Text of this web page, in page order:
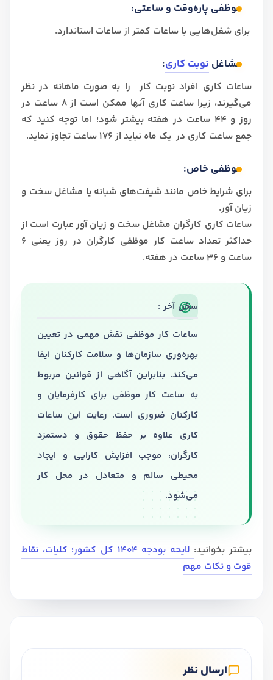
موظفی پاره‌وقت و ساعتی:
برای شغل‌هایی با ساعات کمتر از ساعات استاندارد.
مشاغل نوبت‌ کاری:
ساعات کاری افراد نوبت کار را به صورت ماهانه در نظر
می‌گیرند، زیرا ساعت کاری آنها ممکن است از 8 ساعت در
روز و 44 ساعت در هفته بیشتر شود؛ اما توجه کنید که
جمع ساعت کاری در یک ماه نباید از 176 ساعت تجاوز نماید.
موظفی خاص:
برای شرایط خاص مانند شیفت‌های شبانه یا مشاغل سخت و
زیان آور.
ساعات کاری کارگران مشاغل سخت و زیان آور عبارت است از
حداکثر تعداد ساعت کار موظفی کارگران در روز یعنی 6
ساعت و 36 ساعت در هفته.
سخن آخر :
ساعات کار موظفی نقش مهمی در تعیین
بهره‌وری سازمان‌ها و سلامت کارکنان ایفا
می‌کند. بنابراین آگاهی از قوانین مربوط
به ساعت کار موظفی برای کارفرمایان و
کارکنان ضروری است. رعایت این ساعات
کاری علاوه بر حفظ حقوق و دستمزد
کارگران، موجب افزایش کارایی و ایجاد
محیطی سالم و متعادل در محل کار
می‌شود.
بیشتر بخوانید:
لایحه بودجه 1404 کل کشور؛ کلیات، نقاط
قوت و نکات مهم
ارسال نظر